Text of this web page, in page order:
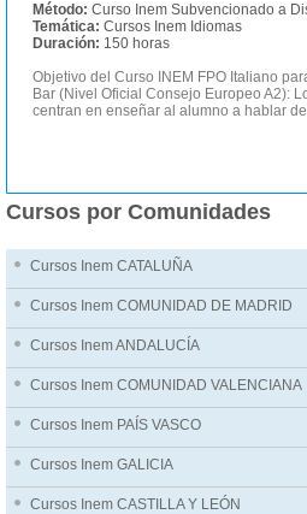
Método: Curso Inem Subvencionado a
Temática: Cursos Inem Idiomas
Duración: 150 horas
Objetivo del Curso INEM FPO Italiano
Bar (Nivel Oficial Consejo Europeo A2):
centran en enseñar al alumno a hablar
Cursos por Comunidades
Cursos Inem CATALUÑA
Cursos Inem COMUNIDAD DE MADRID
Cursos Inem ANDALUCÍA
Cursos Inem COMUNIDAD VALENCIANA
Cursos Inem PAÍS VASCO
Cursos Inem GALICIA
Cursos Inem CASTILLA Y LEÓN